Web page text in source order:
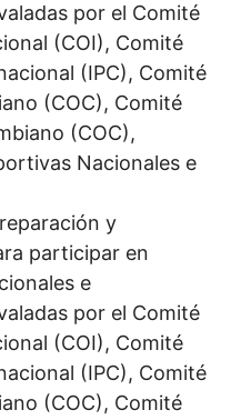
por el Comité
(COI), Comité
(IPC), Comité
(COC), Comité
(COC),
Nacionales e
y
participar en
e
por el Comité
(COI), Comité
(IPC), Comité
(COC), Comité